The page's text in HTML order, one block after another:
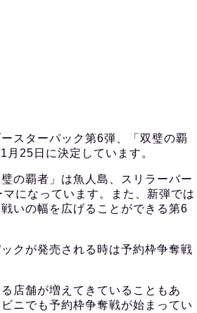
スターパック第6弾、「双璧の覇
25日に決定しています。
の覇者」は魚人島、スリラーバー
になっています。また、新弾では
いの幅を広げることができる第6
クが発売される時は予約枠争奪戦
店舗が増えてきていることもあ
ニでも予約枠争奪戦が始まってい